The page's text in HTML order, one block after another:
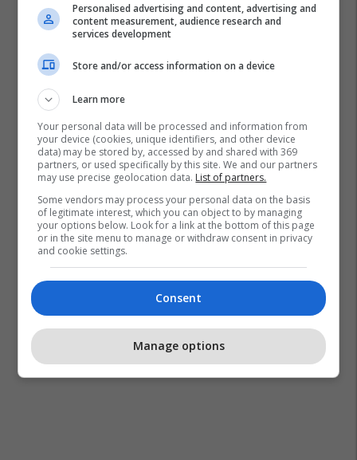
Personalised advertising and content, advertising and
content measurement, audience research and
services development
Store and/or access information on a device
Learn more
Your personal data will be processed and information from
your device (cookies, unique identifiers, and other device
data) may be stored by, accessed by and shared with 369
partners, or used specifically by this site. We and our partners
may use precise geolocation data. List of partners.
Some vendors may process your personal data on the basis
of legitimate interest, which you can object to by managing
your options below. Look for a link at the bottom of this page
or in the site menu to manage or withdraw consent in privacy
and cookie settings.
Consent
Manage options